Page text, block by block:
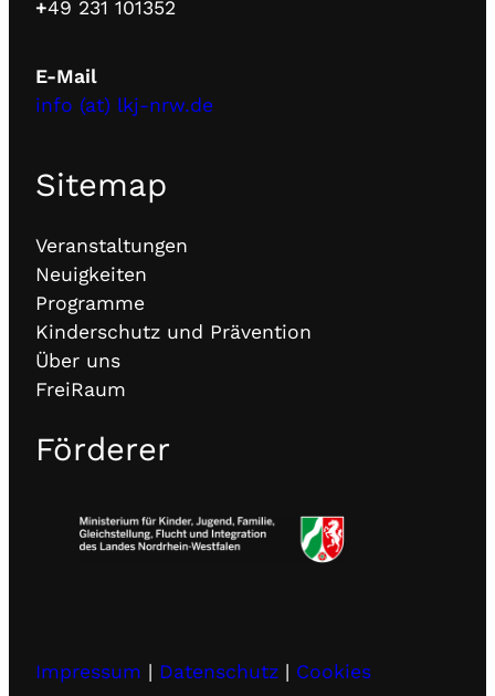
+49 231 101352
E-Mail
info (at) lkj-nrw.de
Sitemap
Veranstaltungen
Neuigkeiten
Programme
Kinderschutz und Prävention
Über uns
FreiRaum
Förderer
Impressum Datenschutz Cookies